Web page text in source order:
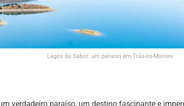
Lagos do Sabor: um paraíso em Trás-os-Montes
verdadeiro paraíso, um destino fascinante e